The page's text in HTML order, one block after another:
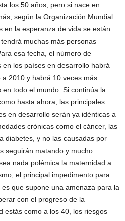
los 50 años, pero si nace en
según la Organización Mundial
en la esperanza de vida se están
muchas más personas
esa fecha, el número de
los países en desarrollo habrá
2010 y habrá 10 veces más
todo el mundo. Si continúa la
hasta ahora, las principales
en desarrollo serán ya idénticas a
crónicas como el cáncer, las
diabetes, y no las causadas por
seguirán matando y mucho.
nada polémica la maternidad a
el principal impedimento para
que supone una amenaza para la
con el progreso de la
estás como a los 40, los riesgos